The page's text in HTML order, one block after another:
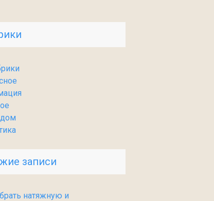
записи
натяжную и